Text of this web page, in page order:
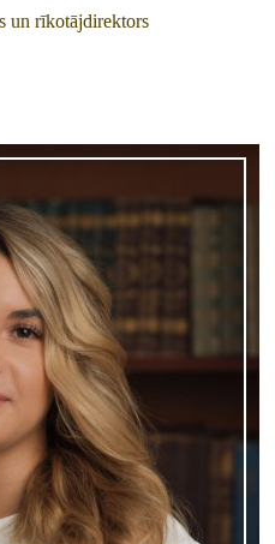
un rīkotājdirektors